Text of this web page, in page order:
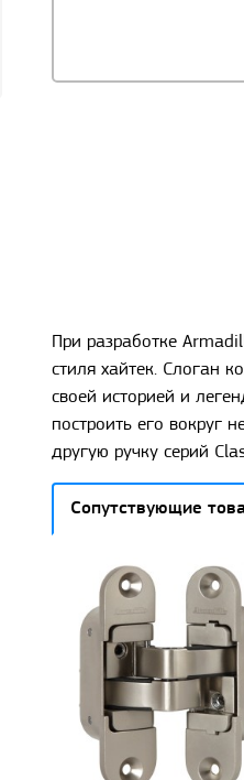
При разработке
стиля хайтек. Слоган
своей историей и
построить его вокруг
другую ручку серий
Сопутствующие